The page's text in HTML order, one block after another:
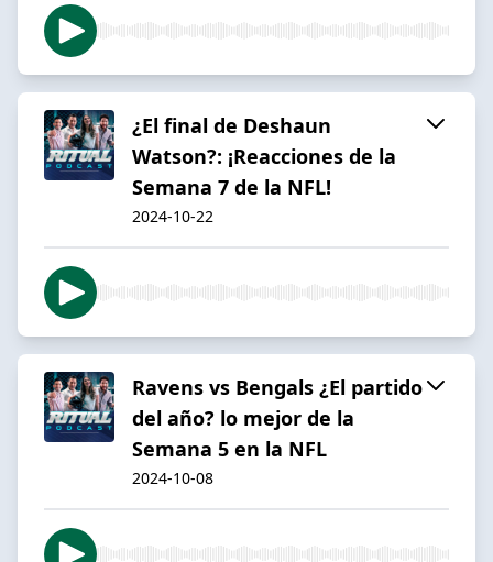
¿El final de Deshaun
Watson?: ¡Reacciones de la
Semana 7 de la NFL!
2024-10-22
Ravens vs Bengals ¿El partido
del año? lo mejor de la
Semana 5 en la NFL
2024-10-08